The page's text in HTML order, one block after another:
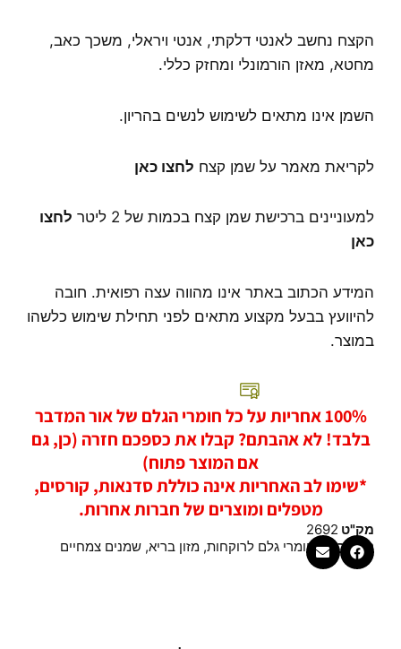
הקצח נחשב לאנטי דלקתי, אנטי ויראלי, משכך כאב,
מחטא, מאזן הורמונלי ומחזק כללי.
השמן אינו מתאים לשימוש לנשים בהריון.
לקריאת מאמר על שמן קצח לחצו כאן
למעוניינים ברכישת שמן קצח בכמות של 2 ליטר
לחצו
כאן
המידע הכתוב באתר אינו מהווה עצה רפואית. חובה
להיוועץ בבעל מקצוע מתאים לפני תחילת שימוש כלשהו
במוצר.
100% אחריות על כל חומרי הגלם של אור המדבר
בלבד! לא אהבתם? קבלו את כספכם חזרה (כן, גם
אם המוצר פתוח)
*שימו לב האחריות אינה כוללת סדנאות, קורסים,
מטפלים ומוצרים של חברות אחרות.
מק"ט 2692
קטגוריות חומרי גלם לרוקחות, מזון בריא, שמנים צמחיים